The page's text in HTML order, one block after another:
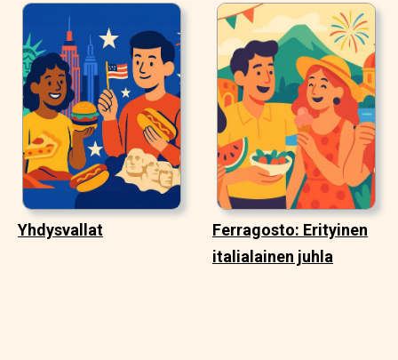
Yhdysvallat
Ferragosto: Erityinen
italialainen juhla